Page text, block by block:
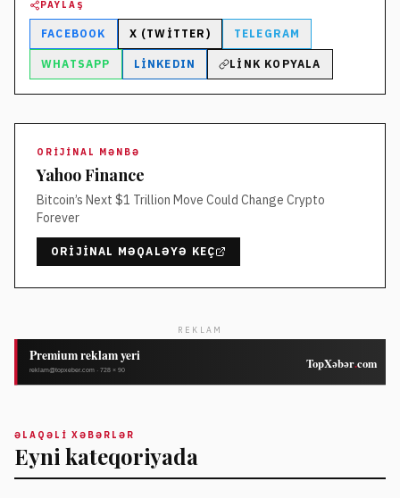
PAYLAŞ
FACEBOOK X (TWITTER) TELEGRAM
WHATSAPP LINKEDIN LINK KOPYALA
ORIJINAL MƏNBƏ
Yahoo Finance
Bitcoin’s Next $1 Trillion Move Could Change Crypto
Forever
ORIJINAL MƏQALƏYƏ KEÇ
REKLAM
ƏLAQƏLI XƏBƏRLƏR
Eyni kateqoriyada